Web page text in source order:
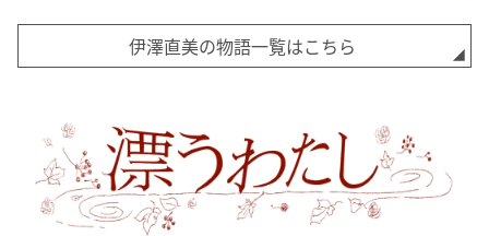
伊澤直美の物語一覧はこちら